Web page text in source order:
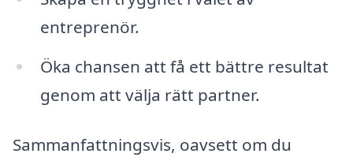
entreprenör.
Öka chansen att få ett bättre resultat
genom att välja rätt partner.
Sammanfattningsvis, oavsett om du